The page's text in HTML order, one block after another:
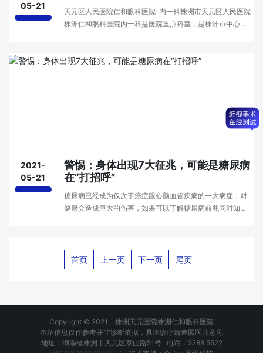
05-21
天元区人民医院仁和眼科医院· 内一科株洲市天元区人民医院
株洲仁和眼科医院内一科是医院重点科室，是株洲市中心医
2021-
05-21
警惕：身体出现7大征兆，可能是糖尿病
在“打招呼”
糖尿病已经成为仅次于癌症跟心脑血管疾病的一大病症，对
健康会造成巨大的伤害，如果可以了解糖尿病前兆同时知道
首页 上一页 下一页 尾页
Copyright © 2021 株洲天元医院株洲仁和眼科医院
本站信息仅作参考并非诊断依据，具体诊疗请遵照医师意见
地址：湖南省株洲市天元区泰山路51号 电话：2288 5522